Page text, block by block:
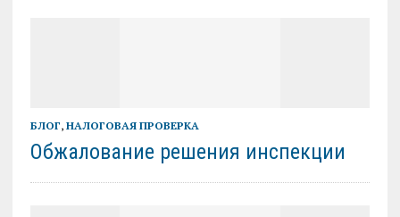
БЛОГ, НАЛОГОВАЯ ПРОВЕРКА
Обжалование решения инспекции